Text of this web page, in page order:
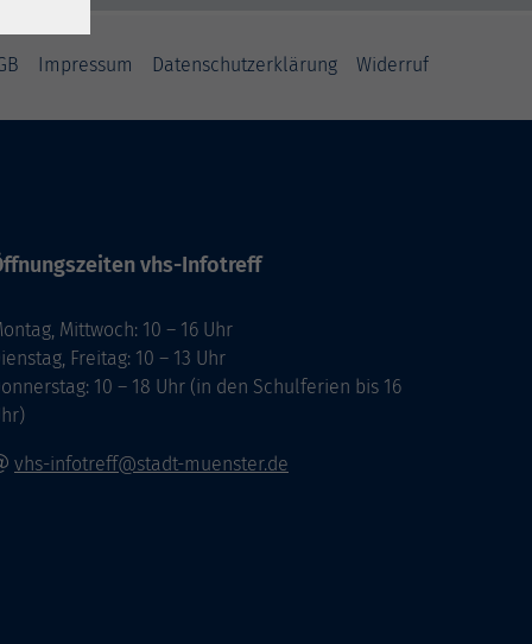
Impressum Datenschutzerklärung Widerruf
vhs-Infotreff
Mittwoch: 10 – 16 Uhr
Freitag: 10 – 13 Uhr
10 – 18 Uhr (in den Schulferien bis 16
vhs-infotreff@stadt-muenster.de